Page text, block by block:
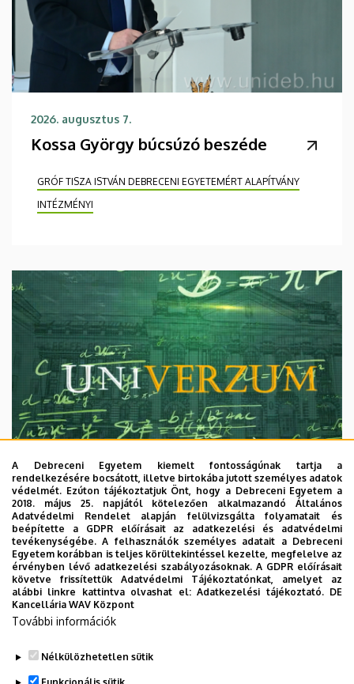
2026. augusztus 7.
Kossa György búcsúzó beszéde
GRÓF TISZA ISTVÁN DEBRECENI EGYETEMÉRT ALAPÍTVÁNY
INTÉZMÉNYI
2026. augusztus 7.
Univerzum: A Debreceni Egyetem
titkos receptjei
KUTATÁS TUDOMÁNY
A Debreceni Egyetem kiemelt fontosságúnak tartja a
rendelkezésére bocsátott, illetve birtokába jutott személyes adatok
védelmét. Ezúton tájékoztatjuk Önt, hogy a Debreceni Egyetem a
2018. május 25. napjától kötelezően alkalmazandó Általános
Adatvédelmi Rendelet alapján felülvizsgálta folyamatait és
beépítette a GDPR előírásait az adatkezelési és adatvédelmi
tevékenységébe. A felhasználók személyes adatait a Debreceni
Egyetem korábban is teljes körültekintéssel kezelte, megfelelve az
érvényben lévő adatkezelési szabályozásoknak. A GDPR előírásait
követve frissítettük Adatvédelmi Tájékoztatónkat, amelyet az
alábbi linkre kattintva olvashat el:Adatkezelési tájékoztató. DE
Kancellária WAV Központ
További információk
Nélkülözhetetlen sütik